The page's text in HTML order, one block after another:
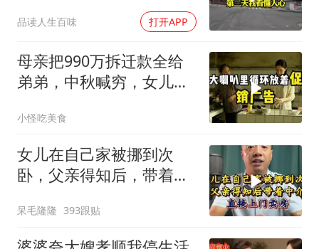
品读人生百味 打开APP
母亲把990万拆迁款全给
弟弟，中秋喊穷，女儿笑
小怪吃美食
女儿在自己家被挪到次
卧，父亲得知后，带着中
呆毛隆隆 393跟贴